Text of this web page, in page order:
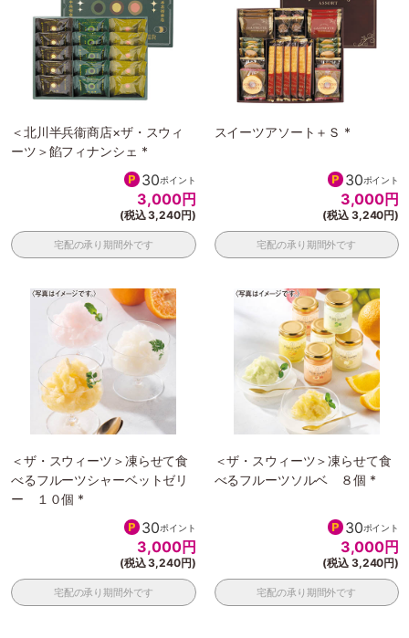
＜北川半兵衞商店×ザ・スウィ
ーツ＞餡フィナンシェ *
30ポイント
3,000円
(税込 3,240円)
宅配の承り期間外です
スイーツアソート＋Ｓ *
30ポイント
3,000円
(税込 3,240円)
宅配の承り期間外です
＜ザ・スウィーツ＞凍らせて食
べるフルーツシャーベットゼリ
ー １０個 *
30ポイント
3,000円
(税込 3,240円)
宅配の承り期間外です
＜ザ・スウィーツ＞凍らせて食
べるフルーツソルベ ８個 *
30ポイント
3,000円
(税込 3,240円)
宅配の承り期間外です